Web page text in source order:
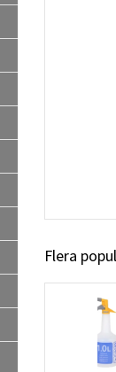
Flera